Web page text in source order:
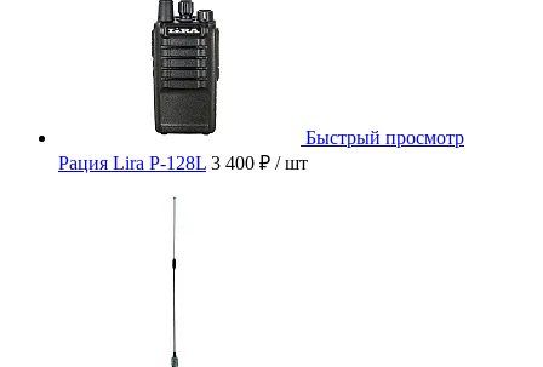
Быстрый просмотр
Рация Lira P-128L 3 400 ₽ / шт